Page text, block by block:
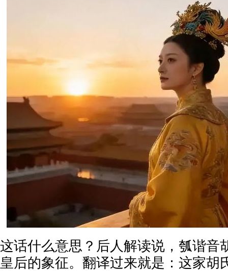
这话什么意思？后人解读说，瓠谐音
皇后的象征。翻译过来就是：这家胡